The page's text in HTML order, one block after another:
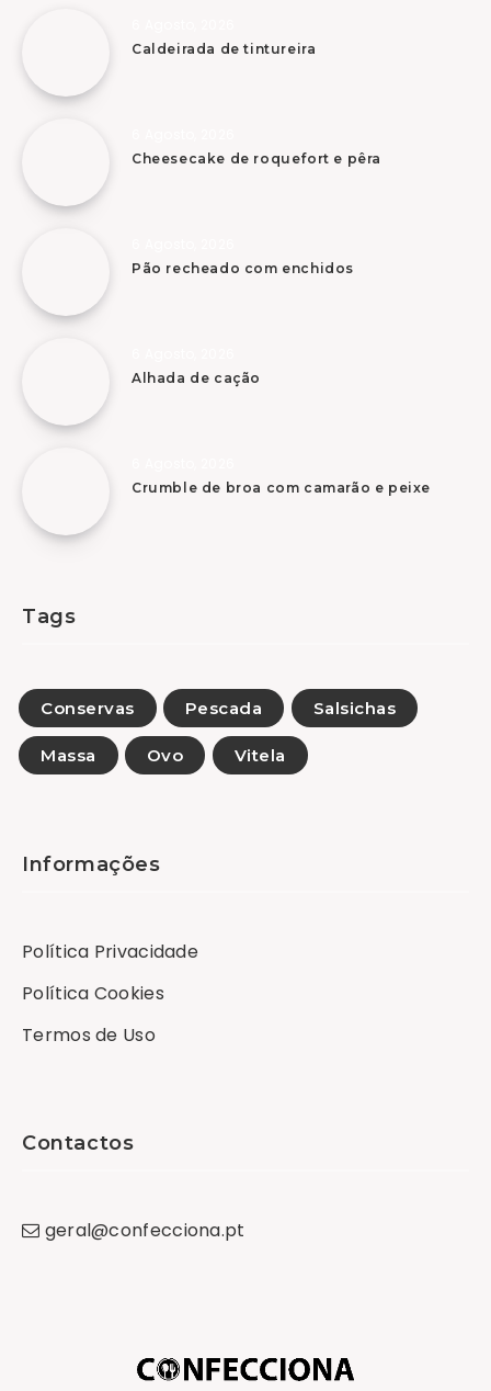
Caldeirada de tintureira
Cheesecake de roquefort e pêra
Pão recheado com enchidos
Alhada de cação
Crumble de broa com camarão e peixe
Tags
Conservas Pescada Salsichas
Massa Ovo Vitela
Informações
Política Privacidade
Política Cookies
Termos de Uso
Contactos
geral@confecciona.pt